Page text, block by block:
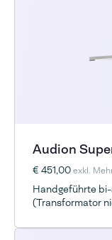
Audion
€ 451,00exkl.
Handgeführte
(Transformator